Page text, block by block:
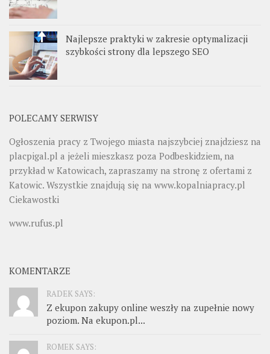
Najlepsze praktyki w zakresie optymalizacji
szybkości strony dla lepszego SEO
POLECAMY SERWISY
Ogłoszenia pracy z Twojego miasta najszybciej znajdziesz na
placpigal.pl a jeżeli mieszkasz poza Podbeskidziem, na
przykład w Katowicach, zapraszamy na stronę z ofertami z
Katowic. Wszystkie znajdują się na www.kopalniapracy.pl
Ciekawostki
www.rufus.pl
KOMENTARZE
RADEK SAYS:
Z ekupon zakupy online weszły na zupełnie nowy
poziom. Na ekupon.pl...
ROMEK SAYS: